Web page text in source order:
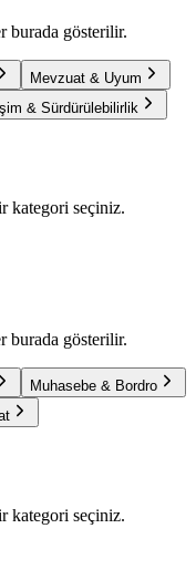
burada gösterilir.
Mevzuat & Uyum
& Sürdürülebilirlik
kategori seçiniz.
burada gösterilir.
Muhasebe & Bordro
kategori seçiniz.